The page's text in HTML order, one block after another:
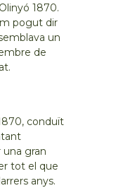
1870.
pogut dir
un
de
conduït
una gran
tot el que
anys.